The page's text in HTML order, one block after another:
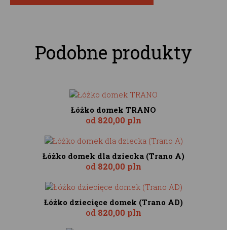
Podobne produkty
Łóżko domek TRANO
od 820,00 pln
Łóżko domek dla dziecka (Trano A)
od 820,00 pln
Łóżko dziecięce domek (Trano AD)
od 820,00 pln